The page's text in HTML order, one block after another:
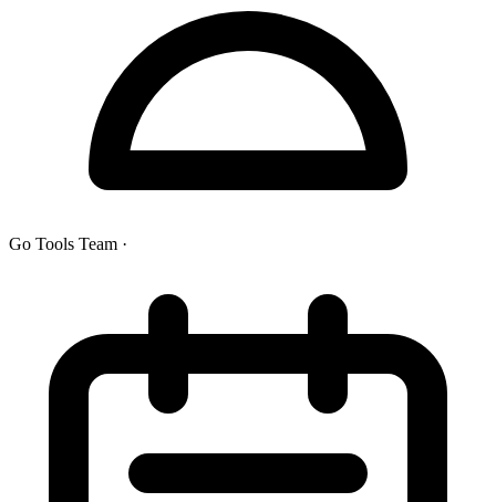
Go Tools Team ·